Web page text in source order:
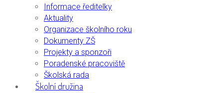
Informace ředitelky
Aktuality
Organizace školního roku
Dokumenty ZŠ
Projekty a sponzoři
Poradenské pracoviště
Školská rada
Školní družina